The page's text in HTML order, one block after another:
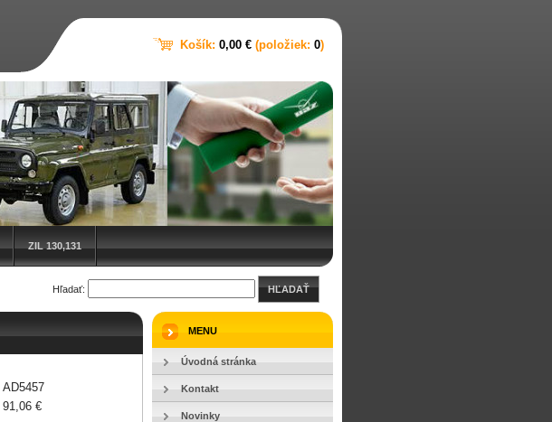
ZIL 130,131
Hľadať: HĽADAŤ
AD5457
91,06 €
MENU
Úvodná stránka
Kontakt
Novinky
Košík: 0,00 € (položiek: 0)